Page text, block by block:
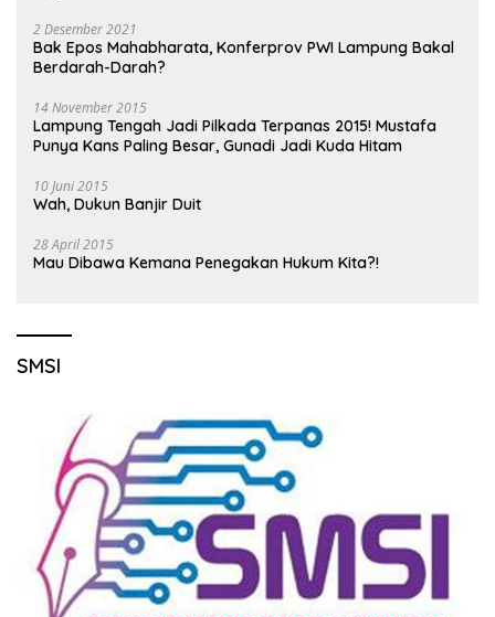
2 Desember 2021
Bak Epos Mahabharata, Konferprov PWI Lampung Bakal
Berdarah-Darah?
14 November 2015
Lampung Tengah Jadi Pilkada Terpanas 2015! Mustafa
Punya Kans Paling Besar, Gunadi Jadi Kuda Hitam
10 Juni 2015
Wah, Dukun Banjir Duit
28 April 2015
Mau Dibawa Kemana Penegakan Hukum Kita?!
SMSI